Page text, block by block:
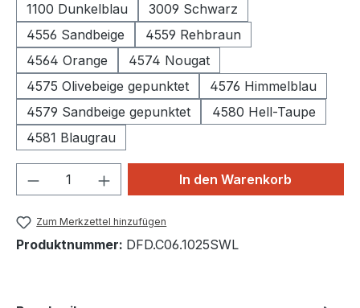
1100 Dunkelblau
3009 Schwarz
4556 Sandbeige
4559 Rehbraun
4564 Orange
4574 Nougat
4575 Olivebeige gepunktet
4576 Himmelblau
4579 Sandbeige gepunktet
4580 Hell-Taupe
4581 Blaugrau
Produkt Anzahl: Gib denIn den Warenkorb
Zum Merkzettel hinzufügen
Produktnummer: DFD.C06.1025SWL